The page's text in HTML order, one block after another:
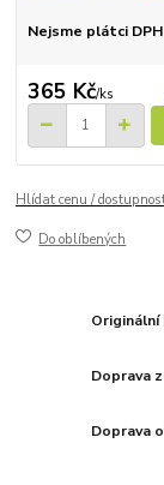
Nejsme plátci DPH
365 Kč/ks
Hlídat cenu /
Do oblíbených
Originální
Doprava
Doprava